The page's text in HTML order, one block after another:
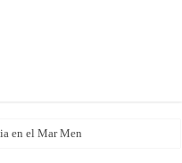
en el Mar Menor?